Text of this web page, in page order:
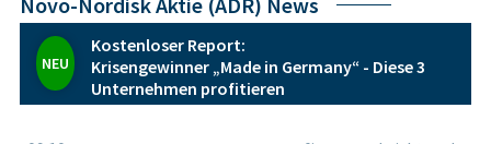
angesichts der regulatorischen und wettbewerblichen
Unsicherheiten eine Anlage, die eine sorgfältige individuelle
Risikoabwägung erfordert, ohne dass daraus eine
Empfehlung im engeren Sinne abgeleitet werden kann.
NEU
Kostenloser Report:
Krisengewinner „Made in Germany“ - Diese 3
Unternehmen profitieren